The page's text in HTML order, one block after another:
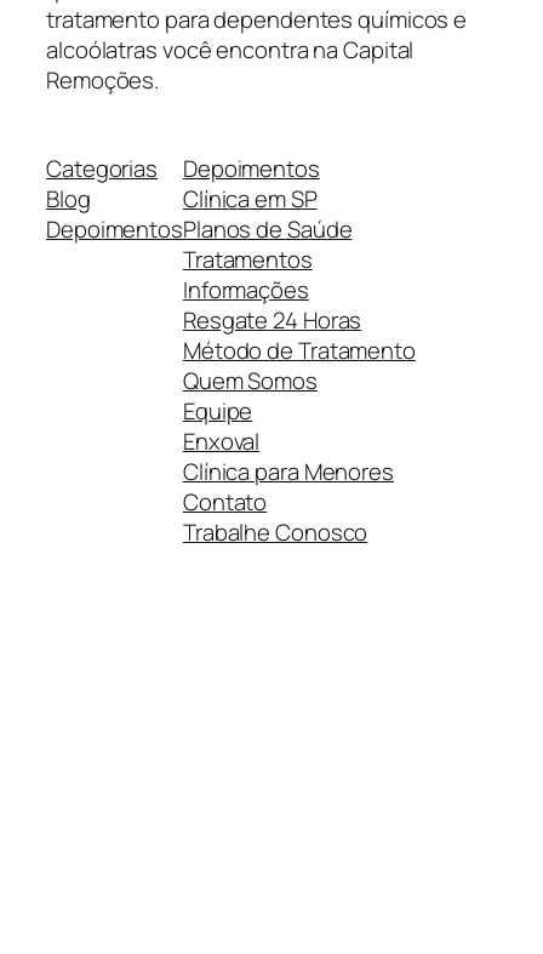
tratamento para dependentes químicos e
alcoólatras você encontra na Capital
Remoções.
Categorias
Blog
Depoimentos
Depoimentos
Clínica em SP
Planos de Saúde
Tratamentos
Informações
Resgate 24 Horas
Método de Tratamento
Quem Somos
Equipe
Enxoval
Clínica para Menores
Contato
Trabalhe Conosco